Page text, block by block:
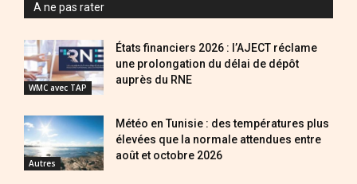
A ne pas rater
WMC avec TAP
États financiers 2026 : l’AJECT réclame
une prolongation du délai de dépôt
auprès du RNE
Autres
Météo en Tunisie : des températures plus
élevées que la normale attendues entre
août et octobre 2026